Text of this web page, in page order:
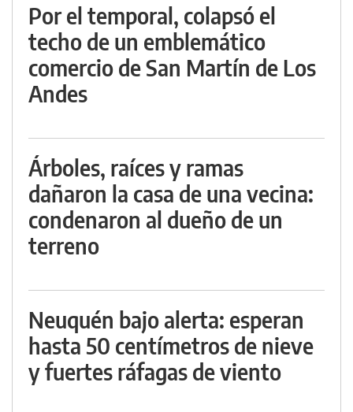
Por el temporal, colapsó el
techo de un emblemático
comercio de San Martín de Los
Andes
Árboles, raíces y ramas
dañaron la casa de una vecina:
condenaron al dueño de un
terreno
Neuquén bajo alerta: esperan
hasta 50 centímetros de nieve
y fuertes ráfagas de viento